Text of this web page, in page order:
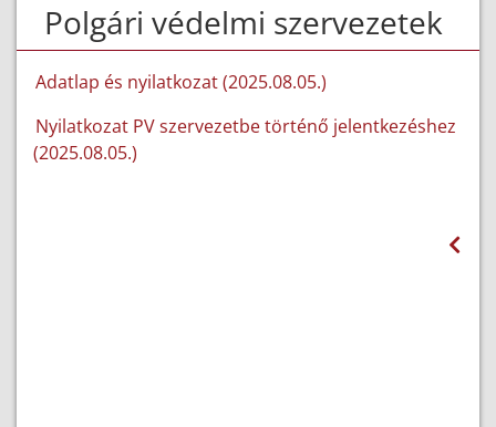
Polgári védelmi szervezetek
Adatlap és nyilatkozat (2025.08.05.)
Nyilatkozat PV szervezetbe történő jelentkezéshez
(2025.08.05.)